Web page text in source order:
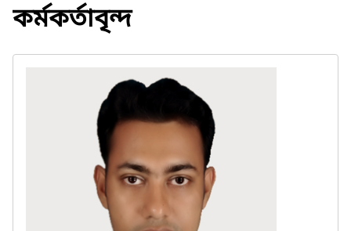
কর্মকর্তাবৃন্দ